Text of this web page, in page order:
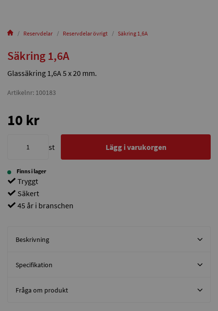
Reservdelar Reservdelar övrigt Säkring 1,6A
Säkring 1,6A
Glassäkring 1,6A 5 x 20 mm.
Artikelnr: 100183
10 kr
st Lägg i varukorgen
Finns i lager
Tryggt
Säkert
45 år i branschen
Beskrivning
Specifikation
Fråga om produkt